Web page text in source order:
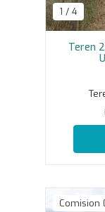
1 / 4
Teren
Comision